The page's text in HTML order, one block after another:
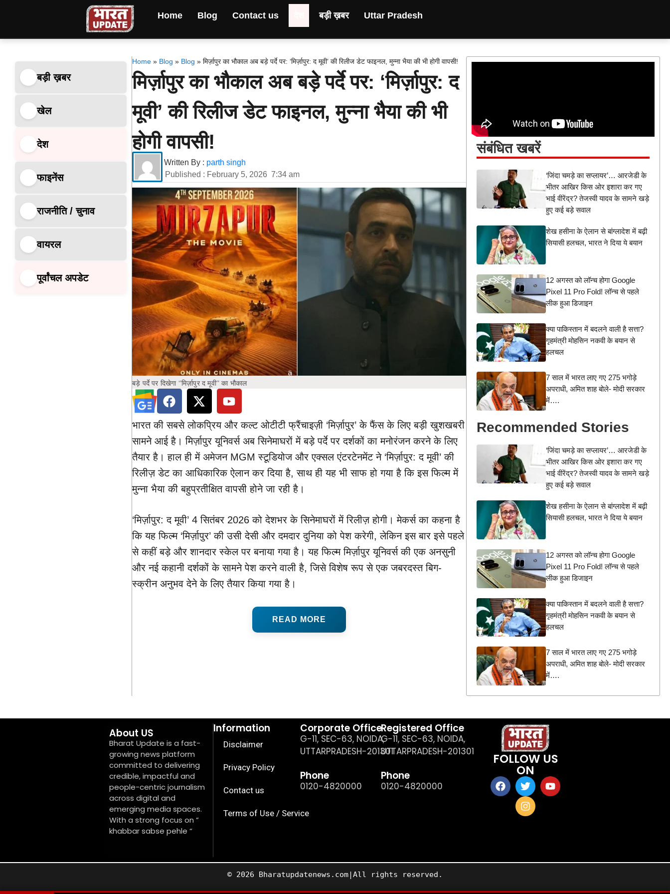
Home Blog Contact us बड़ी ख़बर Uttar Pradesh
बड़ी ख़बर
खेल
देश
फाइनेंस
राजनीति / चुनाव
वायरल
पूर्वांचल अपडेट
Home» Blog » Blog » मिर्ज़ापुर का भौकाल अब बड़े पर्दे पर: ‘मिर्ज़ापुर: द मूवी’ की रिलीज डेट फाइनल, मुन्ना भैया की भी होगी वापसी!
मिर्ज़ापुर का भौकाल अब बड़े पर्दे पर: ‘मिर्ज़ापुर: द
मूवी’ की रिलीज डेट फाइनल, मुन्ना भैया की भी
होगी वापसी!
Written By : parth singh
Published : February 5, 2026 7:34 am
बड़े पर्दे पर दिखेगा ‘’मिर्ज़ापुर द मूवी’’ का भौकाल
भारत की सबसे लोकप्रिय और कल्ट ओटीटी फ्रैंचाइज़ी ‘मिर्ज़ापुर’ के फैंस के लिए बड़ी खुशखबरी
सामने आई है। मिर्ज़ापुर यूनिवर्स अब सिनेमाघरों में बड़े पर्दे पर दर्शकों का मनोरंजन करने के लिए
तैयार है। हाल ही में अमेजन MGM स्टूडियोज और एक्सल एंटरटेनमेंट ने ‘मिर्ज़ापुर: द मूवी’ की
रिलीज़ डेट का आधिकारिक ऐलान कर दिया है, साथ ही यह भी साफ हो गया है कि इस फिल्म में
मुन्ना भैया की बहुप्रतीक्षित वापसी होने जा रही है।
‘मिर्ज़ापुर: द मूवी’ 4 सितंबर 2026 को देशभर के सिनेमाघरों में रिलीज़ होगी। मेकर्स का कहना है
कि यह फिल्म ‘मिर्ज़ापुर’ की उसी देसी और दमदार दुनिया को पेश करेगी, लेकिन इस बार इसे पहले
से कहीं बड़े और शानदार स्केल पर बनाया गया है। यह फिल्म मिर्ज़ापुर यूनिवर्स की एक अनसुनी
और नई कहानी दर्शकों के सामने पेश करने वाली है, जिसे विशेष रूप से एक जबरदस्त बिग-
स्क्रीन अनुभव देने के लिए तैयार किया गया है।
READ MORE
संबंधित खबरें
‘जिंदा चमड़े का सप्लायर’… आरजेडी के
भीतर आखिर किस ओर इशारा कर गए
भाई वीरेंद्र? तेजस्वी यादव के सामने खड़े
हुए कई बड़े सवाल
शेख हसीना के ऐलान से बांग्लादेश में बढ़ी
सियासी हलचल, भारत ने दिया ये बयान
12 अगस्त को लॉन्च होगा Google
Pixel 11 Pro Fold! लॉन्च से पहले
लीक हुआ डिजाइन
क्या पाकिस्तान में बदलने वाली है सत्ता?
गृहमंत्री मोहसिन नकवी के बयान से
हलचल
7 साल में भारत लाए गए 275 भगोड़े
अपराधी, अमित शाह बोले- मोदी सरकार
में….
Recommended Stories
‘जिंदा चमड़े का सप्लायर’… आरजेडी के
भीतर आखिर किस ओर इशारा कर गए
भाई वीरेंद्र? तेजस्वी यादव के सामने खड़े
हुए कई बड़े सवाल
शेख हसीना के ऐलान से बांग्लादेश में बढ़ी
सियासी हलचल, भारत ने दिया ये बयान
12 अगस्त को लॉन्च होगा Google
Pixel 11 Pro Fold! लॉन्च से पहले
लीक हुआ डिजाइन
क्या पाकिस्तान में बदलने वाली है सत्ता?
गृहमंत्री मोहसिन नकवी के बयान से
हलचल
7 साल में भारत लाए गए 275 भगोड़े
अपराधी, अमित शाह बोले- मोदी सरकार
में….
About US
Bharat Update is a fast-
growing news platform
committed to delivering
credible, impactful and
people-centric journalism
across digital and
emerging media spaces.
With a strong focus on ”
khabbar sabse pehle “
Information
Disclaimer
Privacy Policy
Contact us
Terms of Use / Service
Corporate Office
G-11, SEC-63, NOIDA,
UTTARPRADESH-201301
Phone
0120-4820000
Registered Office
G-11, SEC-63, NOIDA,
UTTARPRADESH-201301
Phone
0120-4820000
FOLLOW US
ON
© 2026 Bharatupdatenews.com|All rights reserved.